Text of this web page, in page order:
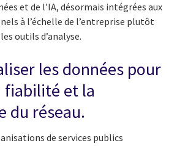
et de l’IA, désormais intégrées aux
à l’échelle de l’entreprise plutôt
outils d’analyse.
les données pour
fiabilité et la
du réseau.
de services publics